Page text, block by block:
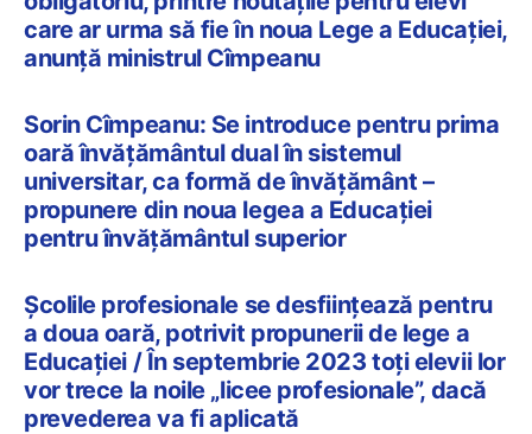
care ar urma să fie în noua Lege a Educației,
anunță ministrul Cîmpeanu
Sorin Cîmpeanu: Se introduce pentru prima
oară învățământul dual în sistemul
universitar, ca formă de învățământ –
propunere din noua legea a Educației
pentru învățământul superior
Școlile profesionale se desființează pentru
a doua oară, potrivit propunerii de lege a
Educației / În septembrie 2023 toți elevii lor
vor trece la noile „licee profesionale”, dacă
prevederea va fi aplicată